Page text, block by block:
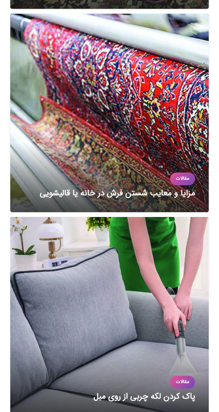
مقالات
مزایا و معایب شستن فرش در خانه یا قالیشویی
مقالات
پاک کردن لکه چربی از روی مبل